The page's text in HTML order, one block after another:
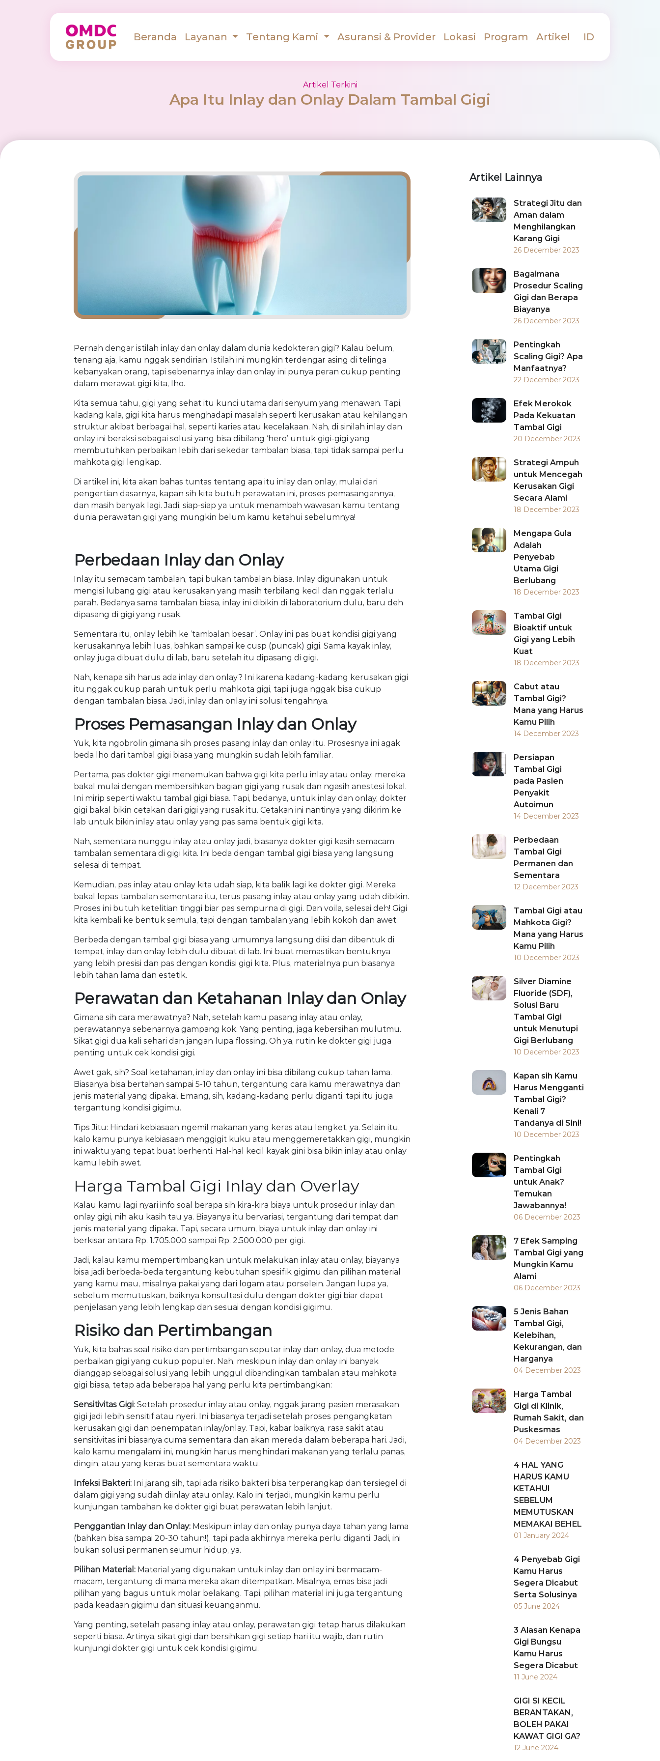
Beranda Layanan Tentang Kami Asuransi & Provider Lokasi Program Artikel ID
Artikel Terkini
Apa Itu Inlay dan Onlay Dalam Tambal Gigi
Pernah dengar istilah inlay dan onlay dalam dunia kedokteran gigi? Kalau belum,
tenang aja, kamu nggak sendirian. Istilah ini mungkin terdengar asing di telinga
kebanyakan orang, tapi sebenarnya inlay dan onlay ini punya peran cukup penting
dalam merawat gigi kita, lho.
Kita semua tahu, gigi yang sehat itu kunci utama dari senyum yang menawan. Tapi,
kadang kala, gigi kita harus menghadapi masalah seperti kerusakan atau kehilangan
struktur akibat berbagai hal, seperti karies atau kecelakaan. Nah, di sinilah inlay dan
onlay ini beraksi sebagai solusi yang bisa dibilang ‘hero’ untuk gigi-gigi yang
membutuhkan perbaikan lebih dari sekedar tambalan biasa, tapi tidak sampai perlu
mahkota gigi lengkap.
Di artikel ini, kita akan bahas tuntas tentang apa itu inlay dan onlay, mulai dari
pengertian dasarnya, kapan sih kita butuh perawatan ini, proses pemasangannya,
dan masih banyak lagi. Jadi, siap-siap ya untuk menambah wawasan kamu tentang
dunia perawatan gigi yang mungkin belum kamu ketahui sebelumnya!
Perbedaan Inlay dan Onlay
Inlay itu semacam tambalan, tapi bukan tambalan biasa. Inlay digunakan untuk
mengisi lubang gigi atau kerusakan yang masih terbilang kecil dan nggak terlalu
parah. Bedanya sama tambalan biasa, inlay ini dibikin di laboratorium dulu, baru deh
dipasang di gigi yang rusak.
Sementara itu, onlay lebih ke ‘tambalan besar’. Onlay ini pas buat kondisi gigi yang
kerusakannya lebih luas, bahkan sampai ke cusp (puncak) gigi. Sama kayak inlay,
onlay juga dibuat dulu di lab, baru setelah itu dipasang di gigi.
Nah, kenapa sih harus ada inlay dan onlay? Ini karena kadang-kadang kerusakan gigi
itu nggak cukup parah untuk perlu mahkota gigi, tapi juga nggak bisa cukup
dengan tambalan biasa. Jadi, inlay dan onlay ini solusi tengahnya.
Proses Pemasangan Inlay dan Onlay
Yuk, kita ngobrolin gimana sih proses pasang inlay dan onlay itu. Prosesnya ini agak
beda lho dari tambal gigi biasa yang mungkin sudah lebih familiar.
Pertama, pas dokter gigi menemukan bahwa gigi kita perlu inlay atau onlay, mereka
bakal mulai dengan membersihkan bagian gigi yang rusak dan ngasih anestesi lokal.
Ini mirip seperti waktu tambal gigi biasa. Tapi, bedanya, untuk inlay dan onlay, dokter
gigi bakal bikin cetakan dari gigi yang rusak itu. Cetakan ini nantinya yang dikirim ke
lab untuk bikin inlay atau onlay yang pas sama bentuk gigi kita.
Nah, sementara nunggu inlay atau onlay jadi, biasanya dokter gigi kasih semacam
tambalan sementara di gigi kita. Ini beda dengan tambal gigi biasa yang langsung
selesai di tempat.
Kemudian, pas inlay atau onlay kita udah siap, kita balik lagi ke dokter gigi. Mereka
bakal lepas tambalan sementara itu, terus pasang inlay atau onlay yang udah dibikin.
Proses ini butuh ketelitian tinggi biar pas sempurna di gigi. Dan voila, selesai deh! Gigi
kita kembali ke bentuk semula, tapi dengan tambalan yang lebih kokoh dan awet.
Berbeda dengan tambal gigi biasa yang umumnya langsung diisi dan dibentuk di
tempat, inlay dan onlay lebih dulu dibuat di lab. Ini buat memastikan bentuknya
yang lebih presisi dan pas dengan kondisi gigi kita. Plus, materialnya pun biasanya
lebih tahan lama dan estetik.
Perawatan dan Ketahanan Inlay dan Onlay
Gimana sih cara merawatnya? Nah, setelah kamu pasang inlay atau onlay,
perawatannya sebenarnya gampang kok. Yang penting, jaga kebersihan mulutmu.
Sikat gigi dua kali sehari dan jangan lupa flossing. Oh ya, rutin ke dokter gigi juga
penting untuk cek kondisi gigi.
Awet gak, sih? Soal ketahanan, inlay dan onlay ini bisa dibilang cukup tahan lama.
Biasanya bisa bertahan sampai 5-10 tahun, tergantung cara kamu merawatnya dan
jenis material yang dipakai. Emang, sih, kadang-kadang perlu diganti, tapi itu juga
tergantung kondisi gigimu.
Tips Jitu: Hindari kebiasaan ngemil makanan yang keras atau lengket, ya. Selain itu,
kalo kamu punya kebiasaan menggigit kuku atau menggemeretakkan gigi, mungkin
ini waktu yang tepat buat berhenti. Hal-hal kecil kayak gini bisa bikin inlay atau onlay
kamu lebih awet.
Harga Tambal Gigi Inlay dan Overlay
Kalau kamu lagi nyari info soal berapa sih kira-kira biaya untuk prosedur inlay dan
onlay gigi, nih aku kasih tau ya. Biayanya itu bervariasi, tergantung dari tempat dan
jenis material yang dipakai. Tapi, secara umum, biaya untuk inlay dan onlay ini
berkisar antara Rp. 1.705.000 sampai Rp. 2.500.000 per gigi.
Jadi, kalau kamu mempertimbangkan untuk melakukan inlay atau onlay, biayanya
bisa jadi berbeda-beda tergantung kebutuhan spesifik gigimu dan pilihan material
yang kamu mau, misalnya pakai yang dari logam atau porselein. Jangan lupa ya,
sebelum memutuskan, baiknya konsultasi dulu dengan dokter gigi biar dapat
penjelasan yang lebih lengkap dan sesuai dengan kondisi gigimu.
Risiko dan Pertimbangan
Yuk, kita bahas soal risiko dan pertimbangan seputar inlay dan onlay, dua metode
perbaikan gigi yang cukup populer. Nah, meskipun inlay dan onlay ini banyak
dianggap sebagai solusi yang lebih unggul dibandingkan tambalan atau mahkota
gigi biasa, tetap ada beberapa hal yang perlu kita pertimbangkan:
Sensitivitas Gigi: Setelah prosedur inlay atau onlay, nggak jarang pasien merasakan
gigi jadi lebih sensitif atau nyeri. Ini biasanya terjadi setelah proses pengangkatan
kerusakan gigi dan penempatan inlay/onlay. Tapi, kabar baiknya, rasa sakit atau
sensitivitas ini biasanya cuma sementara dan akan mereda dalam beberapa hari. Jadi,
kalo kamu mengalami ini, mungkin harus menghindari makanan yang terlalu panas,
dingin, atau yang keras buat sementara waktu.
Infeksi Bakteri: Ini jarang sih, tapi ada risiko bakteri bisa terperangkap dan tersiegel di
dalam gigi yang sudah diinlay atau onlay. Kalo ini terjadi, mungkin kamu perlu
kunjungan tambahan ke dokter gigi buat perawatan lebih lanjut.
Penggantian Inlay dan Onlay: Meskipun inlay dan onlay punya daya tahan yang lama
(bahkan bisa sampai 20-30 tahun!), tapi pada akhirnya mereka perlu diganti. Jadi, ini
bukan solusi permanen seumur hidup, ya.
Pilihan Material: Material yang digunakan untuk inlay dan onlay ini bermacam-
macam, tergantung di mana mereka akan ditempatkan. Misalnya, emas bisa jadi
pilihan yang bagus untuk molar belakang. Tapi, pilihan material ini juga tergantung
pada keadaan gigimu dan situasi keuanganmu.
Yang penting, setelah pasang inlay atau onlay, perawatan gigi tetap harus dilakukan
seperti biasa. Artinya, sikat gigi dan bersihkan gigi setiap hari itu wajib, dan rutin
kunjungi dokter gigi untuk cek kondisi gigimu.
Artikel Lainnya
Strategi Jitu dan
Aman dalam
Menghilangkan
Karang Gigi
26 December 2023
Bagaimana
Prosedur Scaling
Gigi dan Berapa
Biayanya
26 December 2023
Pentingkah
Scaling Gigi? Apa
Manfaatnya?
22 December 2023
Efek Merokok
Pada Kekuatan
Tambal Gigi
20 December 2023
Strategi Ampuh
untuk Mencegah
Kerusakan Gigi
Secara Alami
18 December 2023
Mengapa Gula
Adalah
Penyebab
Utama Gigi
Berlubang
18 December 2023
Tambal Gigi
Bioaktif untuk
Gigi yang Lebih
Kuat
18 December 2023
Cabut atau
Tambal Gigi?
Mana yang Harus
Kamu Pilih
14 December 2023
Persiapan
Tambal Gigi
pada Pasien
Penyakit
Autoimun
14 December 2023
Perbedaan
Tambal Gigi
Permanen dan
Sementara
12 December 2023
Tambal Gigi atau
Mahkota Gigi?
Mana yang Harus
Kamu Pilih
10 December 2023
Silver Diamine
Fluoride (SDF),
Solusi Baru
Tambal Gigi
untuk Menutupi
Gigi Berlubang
10 December 2023
Kapan sih Kamu
Harus Mengganti
Tambal Gigi?
Kenali 7
Tandanya di Sini!
10 December 2023
Pentingkah
Tambal Gigi
untuk Anak?
Temukan
Jawabannya!
06 December 2023
7 Efek Samping
Tambal Gigi yang
Mungkin Kamu
Alami
06 December 2023
5 Jenis Bahan
Tambal Gigi,
Kelebihan,
Kekurangan, dan
Harganya
04 December 2023
Harga Tambal
Gigi di Klinik,
Rumah Sakit, dan
Puskesmas
04 December 2023
4 HAL YANG
HARUS KAMU
KETAHUI
SEBELUM
MEMUTUSKAN
MEMAKAI BEHEL
01 January 2024
4 Penyebab Gigi
Kamu Harus
Segera Dicabut
Serta Solusinya
05 June 2024
3 Alasan Kenapa
Gigi Bungsu
Kamu Harus
Segera Dicabut
11 June 2024
GIGI SI KECIL
BERANTAKAN,
BOLEH PAKAI
KAWAT GIGI GA?
12 June 2024